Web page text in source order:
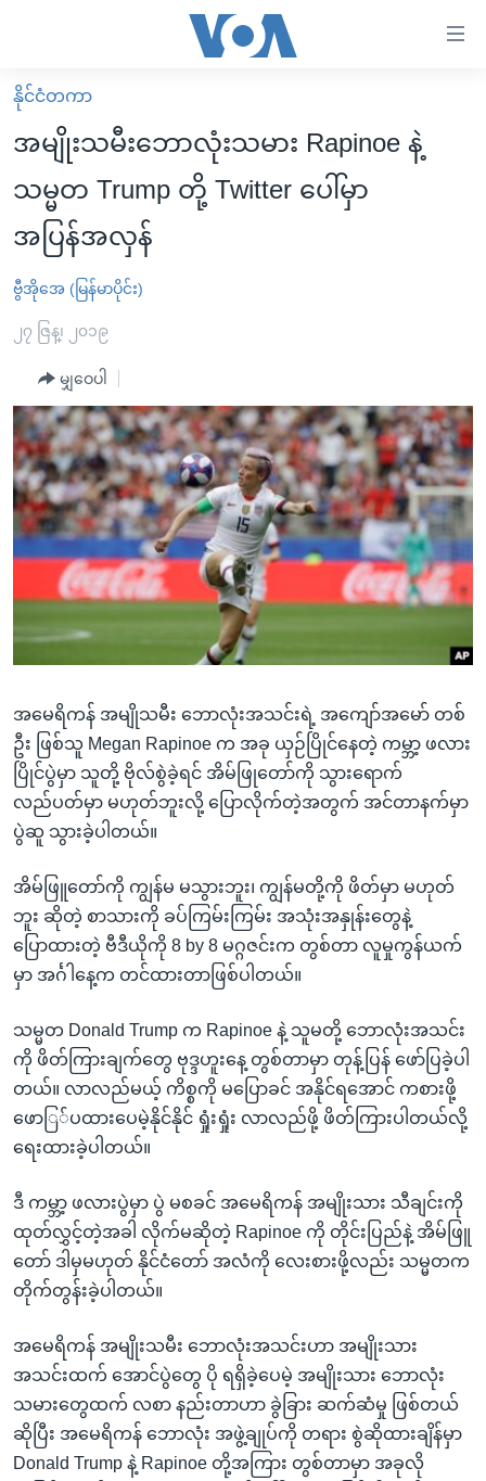
လွယ်ကူ
စေ
Link
များ
ပင်မ
အကြောင်းအရာ
သို့
ကျော်
ကြည့်
ရန်
ပင်မ
အ
ညွန်း
စာမျက်နှာ
ကြည့်
ရန်
ရန်
နေရာ
သို့
ကျော်
ရန်
မူလစာမျက်နှာ
မြန်မာ
ကမ္ဘာ့သတင်းများ
နိုင်ငံတကာ
အစ္စရေး-ပါလက်စတိုင်း
ဗွီဒီယို
အင်္ဂလိပ်စာလေ့လာမယ်
အမေရိကန်သုံးအီဒီယံ
မကြေးမုံရဲ့ အင်္ဂလိပ်စာ
ရုပ်ရှင်ထဲက အင်္ဂလိပ်စာ
သုတပဒေသာ အင်္ဂလိပ်စာ
အပတ်စဉ်ကဏ္ဍများ
ရေဒီယို
တီဗွီ
ရေဒီယိုနှင့်ရုပ်သံ အချက်အလက်များ
ရေဒီယို/တီဗွီအစီအစဉ်
Learning English
ဗွီအိုအေ လူမှုကွန်ယက်များ
နိုင်ငံတကာ
အမျိုးသမီးဘောလုံးသမား Rapinoe နဲ့
သမ္မတ Trump တို့ Twitter ပေါ်မှာ
အပြန်အလှန်
ဗွီအိုအေ (မြန်မာပိုင်း)
၂၇ ဇြန္၊ ၂၀၁၉
မျှဝေပါ
အမေရိကန် အမျိုသမီး ဘောလုံးအသင်းရဲ့ အကျော်အမော် တစ်
ဦး ဖြစ်သူ Megan Rapinoe က အခု ယှဉ်ပြိုင်နေတဲ့ ကမ္ဘာ့ ဖလား
ပြိုင်ပွဲမှာ သူတို့ ဗိုလ်စွဲခဲ့ရင် အိမ်ဖြုတော်ကို သွားရောက်
လည်ပတ်မှာ မဟုတ်ဘူးလို့ ပြောလိုက်တဲ့အတွက် အင်တာနက်မှာ
ပွဲဆူ သွားခဲ့ပါတယ်။
အိမ်ဖြူတော်ကို ကျွန်မ မသွားဘူး၊ ကျွန်မတို့ကို ဖိတ်မှာ မဟုတ်
ဘူး ဆိုတဲ့ စာသားကို ခပ်ကြမ်းကြမ်း အသုံးအနှုန်းတွေနဲ့
ပြောထားတဲ့ ဗီဒီယိုကို 8 by 8 မဂ္ဂဇင်းက တွစ်တာ လူမှုကွန်ယက်
မှာ အင်္ဂါနေ့က တင်ထားတာဖြစ်ပါတယ်။
သမ္မတ Donald Trump က Rapinoe နဲ့ သူမတို့ ဘောလုံးအသင်း
ကို ဖိတ်ကြားချက်တွေ ဗုဒ္ဒဟူးနေ့ တွစ်တာမှာ တုန့်ပြန် ဖော်ပြခဲ့ပါ
တယ်။ လာလည်မယ့် ကိစ္စကို မပြောခင် အနိုင်ရအောင် ကစားဖို့
ဖောြ်ပထားပေမဲ့နိုင်နိုင် ရှုံးရှုံး လာလည်ဖို့ ဖိတ်ကြားပါတယ်လို့
ရေးထားခဲ့ပါတယ်။
ဒီ ကမ္ဘာ့ ဖလားပွဲမှာ ပွဲ မစခင် အမေရိကန် အမျိုးသား သီချင်းကို
ထုတ်လွှင့်တဲ့အခါ လိုက်မဆိုတဲ့ Rapinoe ကို တိုင်းပြည်နဲ့ အိမ်ဖြူ
တော် ဒါမှမဟုတ် နိုင်ငံတော် အလံကို လေးစားဖို့လည်း သမ္မတက
တိုက်တွန်းခဲ့ပါတယ်။
အမေရိကန် အမျိုးသမီး ဘောလုံးအသင်းဟာ အမျိုးသား
အသင်းထက် အောင်ပွဲတွေ ပို ရရှိခဲ့ပေမဲ့ အမျိုးသား ဘောလုံး
သမားတွေထက် လစာ နည်းတာဟာ ခွဲခြား ဆက်ဆံမှု ဖြစ်တယ်
ဆိုပြီး အမေရိကန် ဘောလုံး အဖွဲ့ချုပ်ကို တရား စွဲဆိုထားချိန်မှာ
Donald Trump နဲ့ Rapinoe တို့အကြား တွစ်တာမှာ အခုလို